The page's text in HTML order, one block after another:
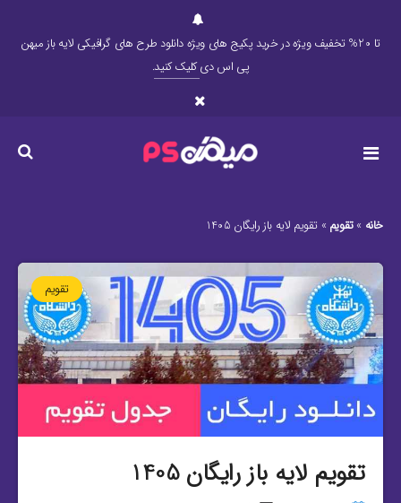
تا 20% تخفیف ویژه در خرید پکیج های ویژه دانلود طرح های گرافیکی لایه باز میهن
پی اس دیکلیک کنید.
خانه »تقویم »تقویم لایه باز رایگان 1405
تقویم
تقویم لایه باز رایگان 1405